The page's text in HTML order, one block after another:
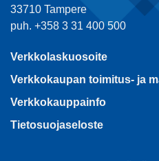
33710 Tampere
puh. +358 3 31 400 500
Verkkolaskuosoite
Verkkokaupan toimitus- ja
Verkkokauppainfo
Tietosuojaseloste